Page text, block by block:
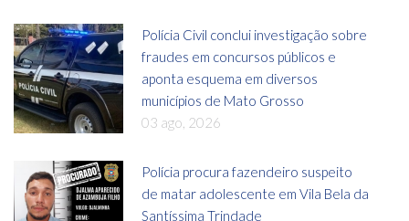
Polícia Civil conclui investigação sobre
fraudes em concursos públicos e
aponta esquema em diversos
municípios de Mato Grosso
03 ago, 2026
Polícia procura fazendeiro suspeito
de matar adolescente em Vila Bela da
Santíssima Trindade